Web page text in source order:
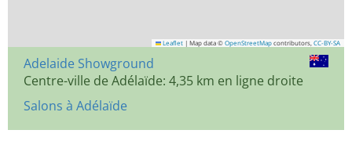
Leaflet | Map data © OpenStreetMap contributors, CC-BY-SA
Adelaide Showground
Centre-ville de Adélaïde: 4,35 km en ligne droite
Salons à Adélaïde